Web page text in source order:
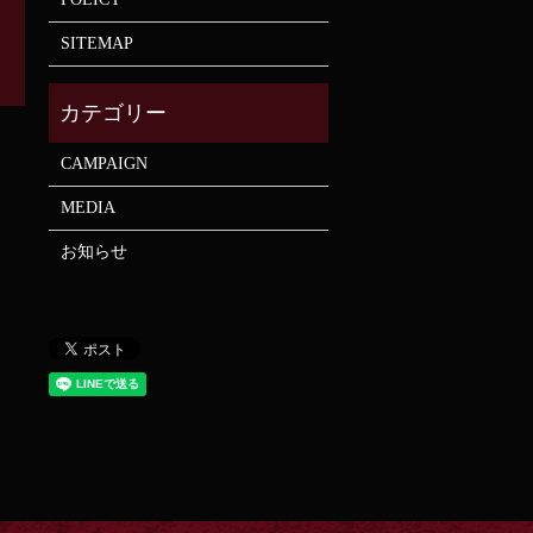
SITEMAP
CAMPAIGN
MEDIA
お知らせ